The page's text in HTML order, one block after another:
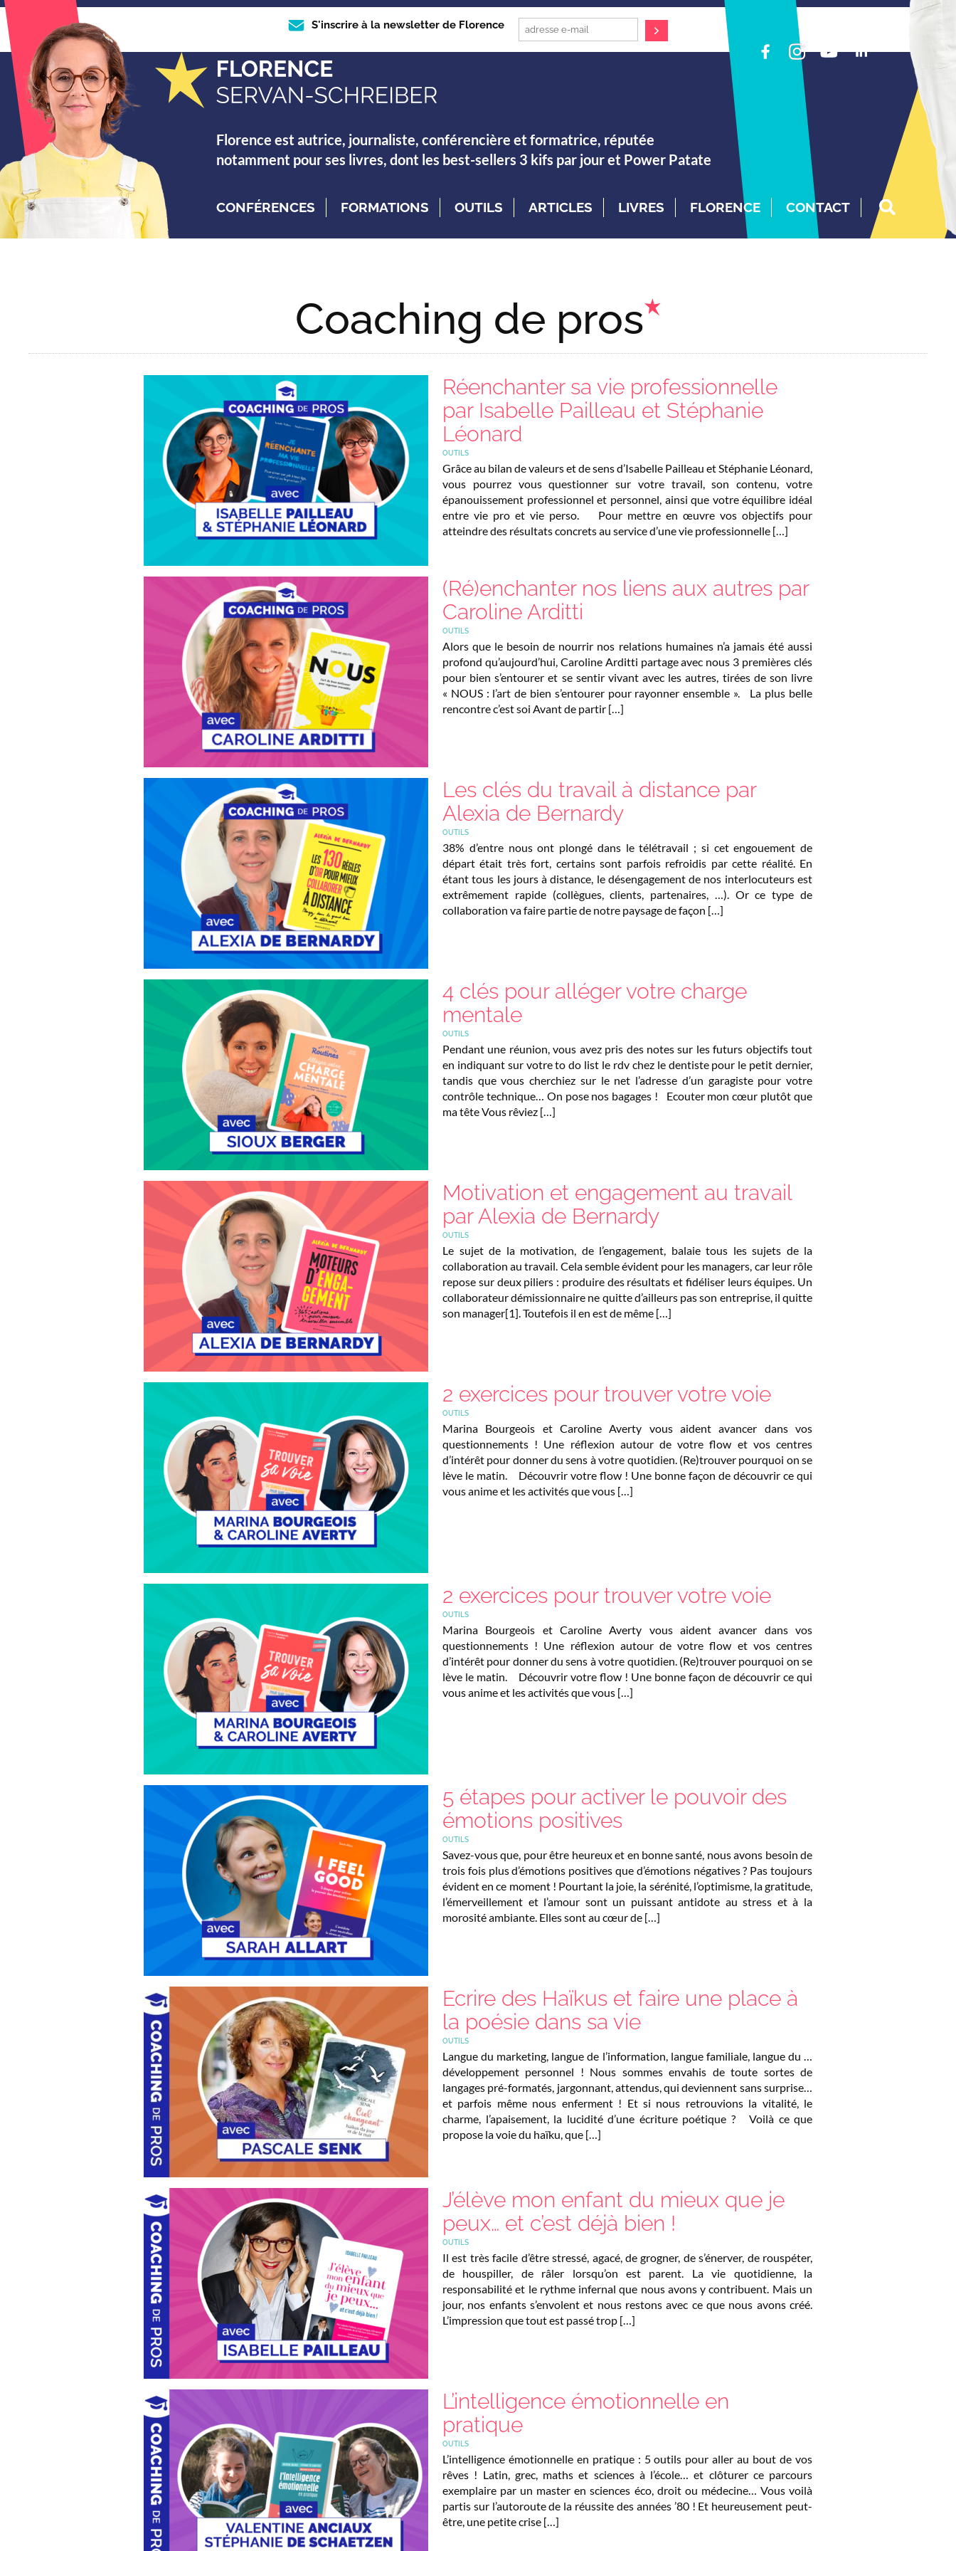
S'inscrire à la newsletter de Florence
Florence est autrice, journaliste, conférencière et formatrice, réputée
notamment pour ses livres, dont les best-sellers 3 kifs par jour et Power Patate
CONFÉRENCES FORMATIONS OUTILS ARTICLES LIVRES FLORENCE CONTACT
Coaching de pros
Réenchanter sa vie professionnelle
par Isabelle Pailleau et Stéphanie
Léonard
OUTILS
Grâce au bilan de valeurs et de sens d’Isabelle Pailleau et Stéphanie Léonard,
vous pourrez vous questionner sur votre travail, son contenu, votre
épanouissement professionnel et personnel, ainsi que votre équilibre idéal
entre vie pro et vie perso. Pour mettre en œuvre vos objectifs pour
atteindre des résultats concrets au service d’une vie professionnelle […]
(Ré)enchanter nos liens aux autres par
Caroline Arditti
OUTILS
Alors que le besoin de nourrir nos relations humaines n’a jamais été aussi
profond qu’aujourd’hui, Caroline Arditti partage avec nous 3 premières clés
pour bien s’entourer et se sentir vivant avec les autres, tirées de son livre
« NOUS : l’art de bien s’entourer pour rayonner ensemble ». La plus belle
rencontre c’est soi Avant de partir […]
Les clés du travail à distance par
Alexia de Bernardy
OUTILS
38% d’entre nous ont plongé dans le télétravail ; si cet engouement de
départ était très fort, certains sont parfois refroidis par cette réalité. En
étant tous les jours à distance, le désengagement de nos interlocuteurs est
extrêmement rapide (collègues, clients, partenaires, …). Or ce type de
collaboration va faire partie de notre paysage de façon […]
4 clés pour alléger votre charge
mentale
OUTILS
Pendant une réunion, vous avez pris des notes sur les futurs objectifs tout
en indiquant sur votre to do list le rdv chez le dentiste pour le petit dernier,
tandis que vous cherchiez sur le net l’adresse d’un garagiste pour votre
contrôle technique… On pose nos bagages ! Ecouter mon cœur plutôt que
ma tête Vous rêviez […]
Motivation et engagement au travail
par Alexia de Bernardy
OUTILS
Le sujet de la motivation, de l’engagement, balaie tous les sujets de la
collaboration au travail. Cela semble évident pour les managers, car leur rôle
repose sur deux piliers : produire des résultats et fidéliser leurs équipes. Un
collaborateur démissionnaire ne quitte d’ailleurs pas son entreprise, il quitte
son manager[1]. Toutefois il en est de même […]
2 exercices pour trouver votre voie
OUTILS
Marina Bourgeois et Caroline Averty vous aident avancer dans vos
questionnements ! Une réflexion autour de votre flow et vos centres
d’intérêt pour donner du sens à votre quotidien. (Re)trouver pourquoi on se
lève le matin. Découvrir votre flow ! Une bonne façon de découvrir ce qui
vous anime et les activités que vous […]
2 exercices pour trouver votre voie
OUTILS
Marina Bourgeois et Caroline Averty vous aident avancer dans vos
questionnements ! Une réflexion autour de votre flow et vos centres
d’intérêt pour donner du sens à votre quotidien. (Re)trouver pourquoi on se
lève le matin. Découvrir votre flow ! Une bonne façon de découvrir ce qui
vous anime et les activités que vous […]
5 étapes pour activer le pouvoir des
émotions positives
OUTILS
Savez-vous que, pour être heureux et en bonne santé, nous avons besoin de
trois fois plus d’émotions positives que d’émotions négatives ? Pas toujours
évident en ce moment ! Pourtant la joie, la sérénité, l’optimisme, la gratitude,
l’émerveillement et l’amour sont un puissant antidote au stress et à la
morosité ambiante. Elles sont au cœur de […]
Ecrire des Haïkus et faire une place à
la poésie dans sa vie
OUTILS
Langue du marketing, langue de l’information, langue familiale, langue du …
développement personnel ! Nous sommes envahis de toute sortes de
langages pré-formatés, jargonnant, attendus, qui deviennent sans surprise…
et parfois même nous enferment ! Et si nous retrouvions la vitalité, le
charme, l’apaisement, la lucidité d’une écriture poétique ? Voilà ce que
propose la voie du haïku, que […]
J’élève mon enfant du mieux que je
peux… et c’est déjà bien !
OUTILS
Il est très facile d’être stressé, agacé, de grogner, de s’énerver, de rouspéter,
de houspiller, de râler lorsqu’on est parent. La vie quotidienne, la
responsabilité et le rythme infernal que nous avons y contribuent. Mais un
jour, nos enfants s’envolent et nous restons avec ce que nous avons créé.
L’impression que tout est passé trop […]
L’intelligence émotionnelle en
pratique
OUTILS
L’intelligence émotionnelle en pratique : 5 outils pour aller au bout de vos
rêves ! Latin, grec, maths et sciences à l’école… et clôturer ce parcours
exemplaire par un master en sciences éco, droit ou médecine… Vous voilà
partis sur l’autoroute de la réussite des années ’80 ! Et heureusement peut-
être, une petite crise […]